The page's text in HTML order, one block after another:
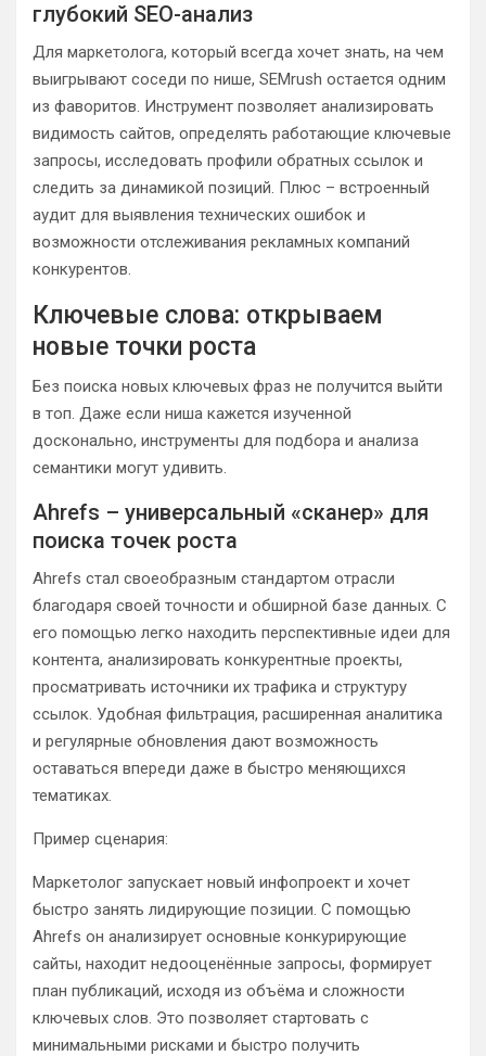
глубокий SEO-анализ
Для маркетолога, который всегда хочет знать, на чем
выигрывают соседи по нише, SEMrush остается одним
из фаворитов. Инструмент позволяет анализировать
видимость сайтов, определять работающие ключевые
запросы, исследовать профили обратных ссылок и
следить за динамикой позиций. Плюс – встроенный
аудит для выявления технических ошибок и
возможности отслеживания рекламных компаний
конкурентов.
Ключевые слова: открываем
новые точки роста
Без поиска новых ключевых фраз не получится выйти
в топ. Даже если ниша кажется изученной
досконально, инструменты для подбора и анализа
семантики могут удивить.
Ahrefs – универсальный «сканер» для
поиска точек роста
Ahrefs стал своеобразным стандартом отрасли
благодаря своей точности и обширной базе данных. С
его помощью легко находить перспективные идеи для
контента, анализировать конкурентные проекты,
просматривать источники их трафика и структуру
ссылок. Удобная фильтрация, расширенная аналитика
и регулярные обновления дают возможность
оставаться впереди даже в быстро меняющихся
тематиках.
Пример сценария:
Маркетолог запускает новый инфопроект и хочет
быстро занять лидирующие позиции. С помощью
Ahrefs он анализирует основные конкурирующие
сайты, находит недооценённые запросы, формирует
план публикаций, исходя из объёма и сложности
ключевых слов. Это позволяет стартовать с
минимальными рисками и быстро получить